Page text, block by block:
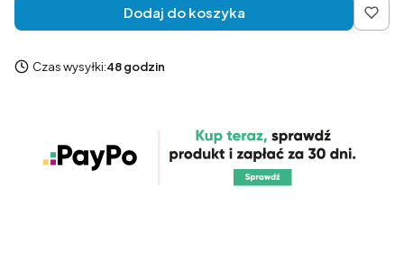
Dodaj do koszyka
Czas wysyłki:48 godzin